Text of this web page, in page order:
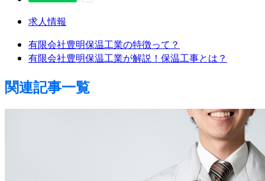
求人情報
有限会社豊明保温工業の特徴って？
有限会社豊明保温工業が解説！保温工事とは？
関連記事一覧